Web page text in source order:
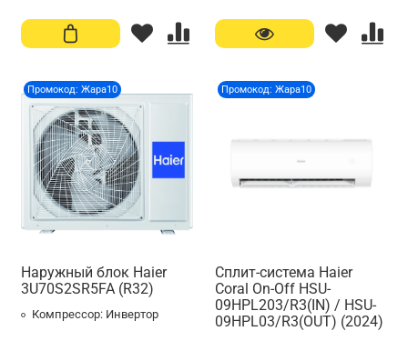
Промокод: Жара10
Наружный блок Haier
3U70S2SR5FA (R32)
Компрессор: Инвертор
Промокод: Жара10
Сплит-система Haier
Coral On-Off HSU-
09HPL203/R3(IN) / HSU-
09HPL03/R3(OUT) (2024)